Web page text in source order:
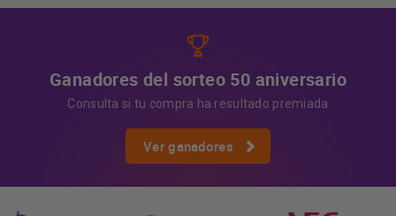
Ganadores del sorteo 50 aniversario
Consulta si tu compra ha resultado premiada
Ver ganadores